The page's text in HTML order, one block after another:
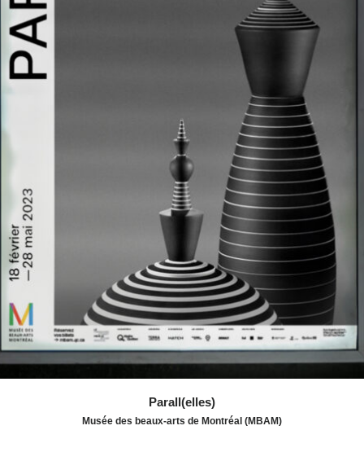
Parall(elles)
Musée des beaux-arts de Montréal (MBAM)
design à travers un riche corpus d’œuvres et d’objets du
milieu du XIXe siècle à nos jours. Paprika propose une
signature qui présente en exergue les ELLES de cette
exposition : un programme de campagne est conçu avec
les typographies de Charlotte Rohde le détail d’œuvres
d’artistes se déploie en large format. La rutilante
Corvette Fancy Free de Ruth Glennie ou encore le
Sphinx de Katie Stout prennent d’assaut ce canevas
blanc. L’exposition examine les raisons qui ont mené à
leur sous-représentation dans l’histoire et propose une
réflexion approfondie sur la nature du design.